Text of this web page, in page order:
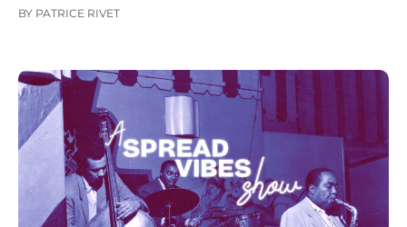
BY PATRICE RIVET